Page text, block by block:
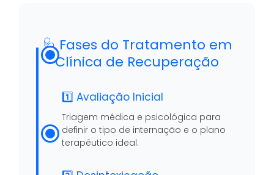
🩺 Fases do Tratamento em
Clínica de Recuperação
1️⃣ Avaliação Inicial
Triagem médica e psicológica para
definir o tipo de internação e o plano
terapêutico ideal.